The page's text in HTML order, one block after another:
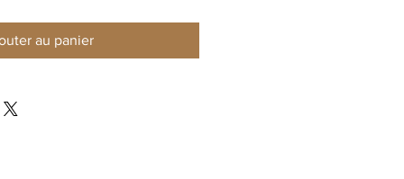
au panier